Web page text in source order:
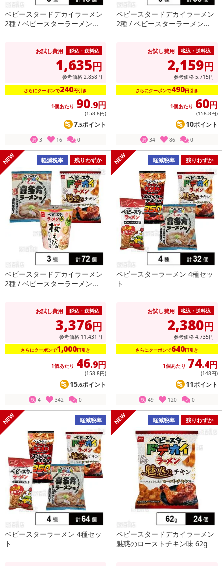
ベビースタードデカイラーメン
2種 / ベビースターラーメン...
お試し費用 税込・送料込
1,635円
参考価格 2,858円
さらにクーポンで240円引き
1個あたり 90.9円
(158.8円)
7.5ポイント
残 3 16 0
ベビースタードデカイラーメン
2種 / ベビースターラーメン...
お試し費用 税込・送料込
2,159円
参考価格 5,715円
さらにクーポンで490円引き
1個あたり 60円
(158.8円)
10ポイント
残 34 86 0
軽減税率 残りわずか
ベビースタードデカイラーメン
2種 / ベビースターラーメン...
お試し費用 税込・送料込
3,376円
参考価格 11,431 円
さらにクーポンで1,000円引き
1個あたり 46.9円
(158.8円)
15.6ポイント
残 4 342 0
軽減税率 残りわずか
ベビースターラーメン 4種セッ
ト
お試し費用 税込・送料込
2,380円
参考価格 4,735円
さらにクーポンで640円引き
1個あたり 74.4円
(148円)
11ポイント
残 49 120 0
軽減税率
ベビースターラーメン 4種セッ
ト
軽減税率 残りわずか
ベビースタードデカイラーメン
魅惑のローストチキン味 62g